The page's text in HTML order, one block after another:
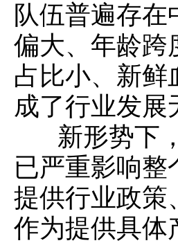
队伍普遍存
偏大、年龄跨
占比小、新鲜
成了行业发展
新形势下，
已严重影响整
提供行业政策
作为提供具体